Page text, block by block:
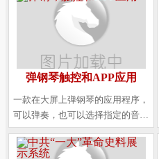
弹钢琴触控和APP应用
一款在大屏上弹钢琴的应用程序，
可以弹奏，也可以选择指定的音乐
小、欣赏弹奏速度等操作。